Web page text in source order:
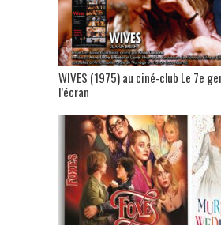
WIVES (1975) au ciné-club Le 7e
l’écran